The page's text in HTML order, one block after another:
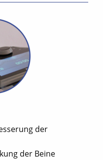
der
der Beine